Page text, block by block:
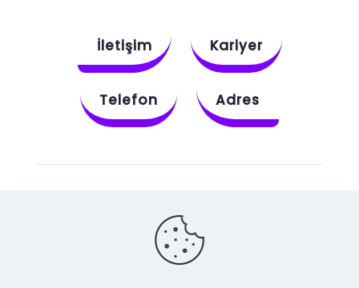
İletişim Kariyer
Telefon Adres
Behance
Facebook